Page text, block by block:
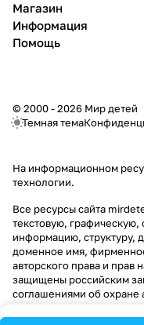
Магазин
Информация
Помощь
© 2000 - 2026 Мир детей
Темная тема
На информационном
технологии.
Все ресурсы сайта
текстовую,
информацию, структуру,
доменное имя,
авторского права и прав
защищены российским
соглашениями об охране